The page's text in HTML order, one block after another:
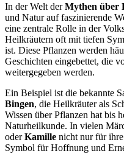
In der Welt derMythen über
und Natur auf faszinierende
eine zentrale Rolle in der
Heilkräutern oft mit tiefen
ist. Diese Pflanzen werden
Geschichten eingebettet, die
weitergegeben werden.
Ein Beispiel ist die bekannte
Bingen, die Heilkräuter als
Wissen über Pflanzen hat bis
Naturheilkunde. In vielen
oderKamille nicht nur für
Symbol für Hoffnung und